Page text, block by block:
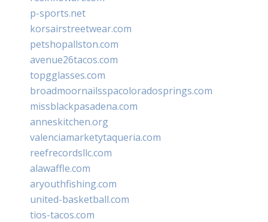
p-sports.net
korsairstreetwear.com
petshopallston.com
avenue26tacos.com
topgglasses.com
broadmoornailsspacoloradosprings.com
missblackpasadena.com
anneskitchen.org
valenciamarketytaqueria.com
reefrecordsllc.com
alawaffle.com
aryouthfishing.com
united-basketball.com
tios-tacos.com